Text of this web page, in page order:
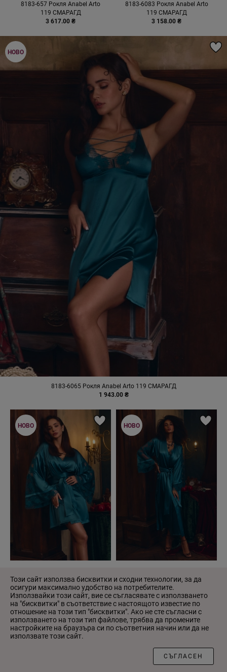
8183-657 Рокля Anabel Arto
119 СМАРАГД
3 617.00 ₴
8183-6083 Рокля Anabel Arto
119 СМАРАГД
3 158.00 ₴
8183-6065 Рокля Anabel Arto 119 СМАРАГД
1 943.00 ₴
НОВО
119 СМАРАГД
4 022.00 ₴
НОВО
119 СМАРАГД
5 129.00 ₴
НОВО
НОВО НОВО
Този сайт използва бисквитки и сходни технологии, за да
осигури максимално удобство на потребителите.
Използвайки този сайт, вие се съгласявате с използването
на "бисквитки" в съответствие с настоящото известие по
отношение на този тип "бисквитки". Ако не сте съгласни с
използването на този тип файлове, трябва да промените
настройките на браузъра си по съответния начин или да не
използвате този сайт.
СЪГЛАСЕН